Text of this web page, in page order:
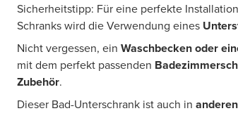
Sicherheitstipp: Für eine perfekte
Schranks wird die Verwendung eines
Nicht vergessen, ein Waschbecken oder
mit dem perfekt passenden
Zubehör.
Dieser Bad-Unterschrank ist auch in